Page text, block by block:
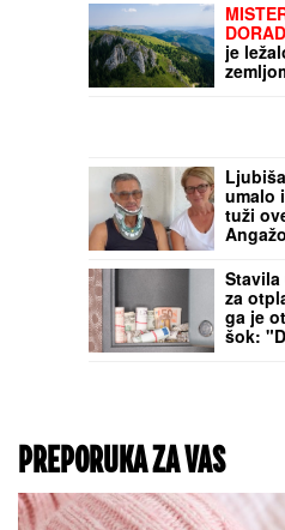
je
umalo
tuži
seli u
Stavila
za
ga je
šok:
PREPORUKA ZA VAS